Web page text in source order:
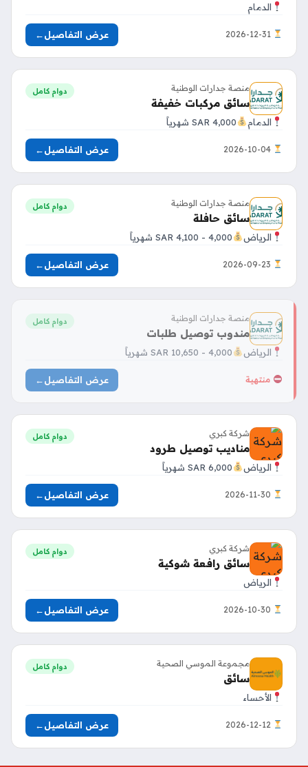
الدمام
عرض التفاصيل←
منصة جدارات الوطنية
سائق مركبات خفيفة
دوام كامل
الدمام 4,000 SAR شهرياً
عرض التفاصيل←
منصة جدارات الوطنية
سائق حافلة
دوام كامل
الرياض 4,000 - 4,100 SAR شهرياً
عرض التفاصيل←
منصة جدارات الوطنية
مندوب توصيل طلبات
دوام كامل
الرياض 4,000 - 10,650 SAR شهرياً
منتهية عرض التفاصيل←
شركة كبري
مناديب توصيل طرود
دوام كامل
الرياض 6,000 SAR شهرياً
عرض التفاصيل←
شركة كبري
سائق رافعة شوكية
دوام كامل
الرياض
عرض التفاصيل←
مجموعة الموسي الصحية
سائق
دوام كامل
الأحساء
عرض التفاصيل←